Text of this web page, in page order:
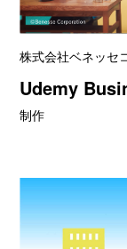
株式会社ベネッセ
Udemy
制作